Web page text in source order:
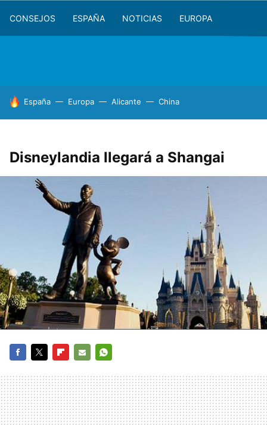
CONSEJOS ESPAÑA NOTICIAS EUROPA
HOY SE HABLA DE
España Europa Alicante China
Disneylandia llegará a Shangai
MAIL